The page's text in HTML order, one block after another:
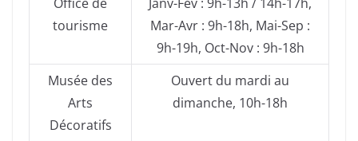
tourisme
Mar-Avr : 9h-18h, Mai-Sep :
9h-19h, Oct-Nov : 9h-18h
Musée des
Arts
Décoratifs
Ouvert du mardi au
dimanche, 10h-18h